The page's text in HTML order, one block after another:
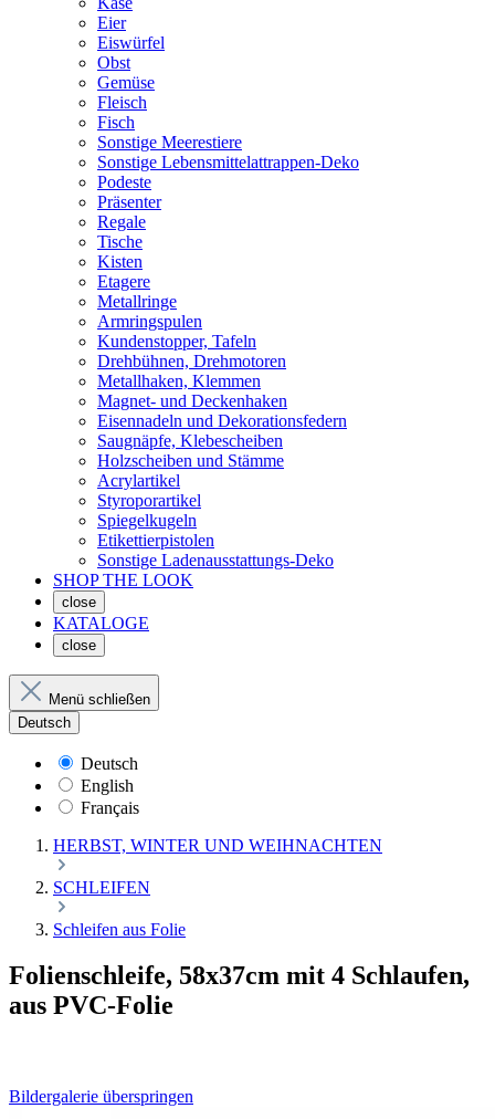
Eier
Eiswürfel
Obst
Gemüse
Fleisch
Fisch
Sonstige Meerestiere
Sonstige Lebensmittelattrappen-Deko
Podeste
Präsenter
Regale
Tische
Kisten
Etagere
Metallringe
Armringspulen
Kundenstopper, Tafeln
Drehbühnen, Drehmotoren
Metallhaken, Klemmen
Magnet- und Deckenhaken
Eisennadeln und Dekorationsfedern
Saugnäpfe, Klebescheiben
Holzscheiben und Stämme
Acrylartikel
Styroporartikel
Spiegelkugeln
Etikettierpistolen
Sonstige Ladenausstattungs-Deko
SHOP THE LOOK
close
KATALOGE
close
Menü schließen
Deutsch
Deutsch
English
Français
HERBST, WINTER UND WEIHNACHTEN
SCHLEIFEN
Schleifen aus Folie
Folienschleife, 58x37cm mit 4 Schlaufen,
aus PVC-Folie
Bildergalerie überspringen